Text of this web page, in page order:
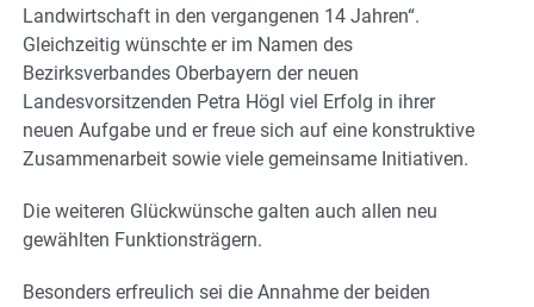
Landwirtschaft in den vergangenen 14 Jahren“.
Gleichzeitig wünschte er im Namen des
Bezirksverbandes Oberbayern der neuen
Landesvorsitzenden Petra Högl viel Erfolg in ihrer
neuen Aufgabe und er freue sich auf eine konstruktive
Zusammenarbeit sowie viele gemeinsame Initiativen.
Die weiteren Glückwünsche galten auch allen neu
gewählten Funktionsträgern.
Besonders erfreulich sei die Annahme der beiden